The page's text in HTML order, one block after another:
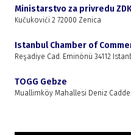
Ministarstvo za privredu
Kučukovići 2 72000 Zenica
Istanbul Chamber of
Reşadiye Cad. Eminönü 34112
TOGG Gebze
Muallimköy Mahallesi Deniz